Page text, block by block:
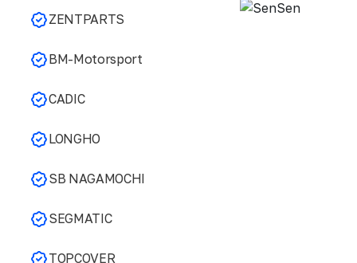
ZENTPARTS
BM-Motorsport
CADIC
LONGHO
SB NAGAMOCHI
SEGMATIC
TOPCOVER